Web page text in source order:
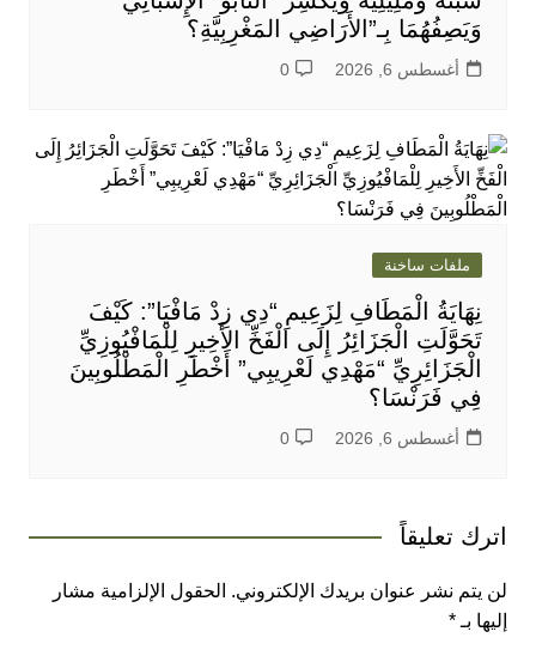
وَيَصِفُهُمَا بِـ”الأَرَاضِي المَغْرِبِيَّةِ؟
أغسطس 6, 2026 0
ملفات ساخنة
نِهَايَةُ الْمَطَافِ لِزَعِيمِ “دِي زِدْ مَافْيَا”: كَيْفَ
تَحَوَّلَتِ الْجَزَائِرُ إِلَى الْفَخِّ الأَخِيرِ لِلْمَافْيُوزِيِّ
الْجَزَائِرِيِّ “مَهْدِي لَعْرِيبِي” أَخْطَرِ الْمَطْلُوبِينَ
فِي فَرَنْسَا؟
أغسطس 6, 2026 0
اترك تعليقاً
لن يتم نشر عنوان بريدك الإلكتروني. الحقول الإلزامية مشار
إليها بـ *